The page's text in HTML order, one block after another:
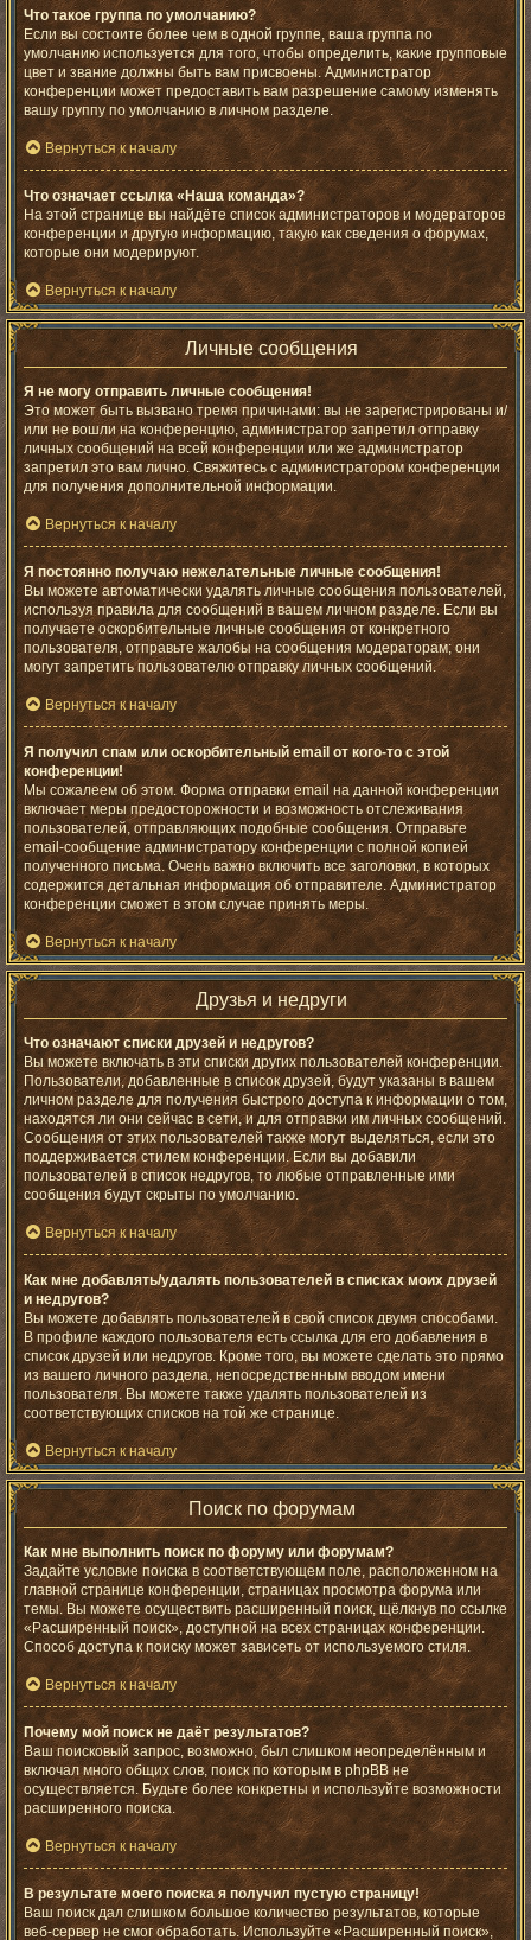
Что такое группа по умолчанию?
Если вы состоите более чем в одной группе, ваша группа по
умолчанию используется для того, чтобы определить, какие групповые
цвет и звание должны быть вам присвоены. Администратор
конференции может предоставить вам разрешение самому изменять
вашу группу по умолчанию в личном разделе.
Вернуться к началу
Что означает ссылка «Наша команда»?
На этой странице вы найдёте список администраторов и модераторов
конференции и другую информацию, такую как сведения о форумах,
которые они модерируют.
Вернуться к началу
Личные сообщения
Я не могу отправить личные сообщения!
Это может быть вызвано тремя причинами: вы не зарегистрированы и/
или не вошли на конференцию, администратор запретил отправку
личных сообщений на всей конференции или же администратор
запретил это вам лично. Свяжитесь с администратором конференции
для получения дополнительной информации.
Вернуться к началу
Я постоянно получаю нежелательные личные сообщения!
Вы можете автоматически удалять личные сообщения пользователей,
используя правила для сообщений в вашем личном разделе. Если вы
получаете оскорбительные личные сообщения от конкретного
пользователя, отправьте жалобы на сообщения модераторам; они
могут запретить пользователю отправку личных сообщений.
Вернуться к началу
Я получил спам или оскорбительный email от кого-то с этой
конференции!
Мы сожалеем об этом. Форма отправки email на данной конференции
включает меры предосторожности и возможность отслеживания
пользователей, отправляющих подобные сообщения. Отправьте
email-сообщение администратору конференции с полной копией
полученного письма. Очень важно включить все заголовки, в которых
содержится детальная информация об отправителе. Администратор
конференции сможет в этом случае принять меры.
Вернуться к началу
Друзья и недруги
Что означают списки друзей и недругов?
Вы можете включать в эти списки других пользователей конференции.
Пользователи, добавленные в список друзей, будут указаны в вашем
личном разделе для получения быстрого доступа к информации о том,
находятся ли они сейчас в сети, и для отправки им личных сообщений.
Сообщения от этих пользователей также могут выделяться, если это
поддерживается стилем конференции. Если вы добавили
пользователей в список недругов, то любые отправленные ими
сообщения будут скрыты по умолчанию.
Вернуться к началу
Как мне добавлять/удалять пользователей в списках моих друзей
и недругов?
Вы можете добавлять пользователей в свой список двумя способами.
В профиле каждого пользователя есть ссылка для его добавления в
список друзей или недругов. Кроме того, вы можете сделать это прямо
из вашего личного раздела, непосредственным вводом имени
пользователя. Вы можете также удалять пользователей из
соответствующих списков на той же странице.
Вернуться к началу
Поиск по форумам
Как мне выполнить поиск по форуму или форумам?
Задайте условие поиска в соответствующем поле, расположенном на
главной странице конференции, страницах просмотра форума или
темы. Вы можете осуществить расширенный поиск, щёлкнув по ссылке
«Расширенный поиск», доступной на всех страницах конференции.
Способ доступа к поиску может зависеть от используемого стиля.
Вернуться к началу
Почему мой поиск не даёт результатов?
Ваш поисковый запрос, возможно, был слишком неопределённым и
включал много общих слов, поиск по которым в phpBB не
осуществляется. Будьте более конкретны и используйте возможности
расширенного поиска.
Вернуться к началу
В результате моего поиска я получил пустую страницу!
Ваш поиск дал слишком большое количество результатов, которые
веб-сервер не смог обработать. Используйте «Расширенный поиск»,